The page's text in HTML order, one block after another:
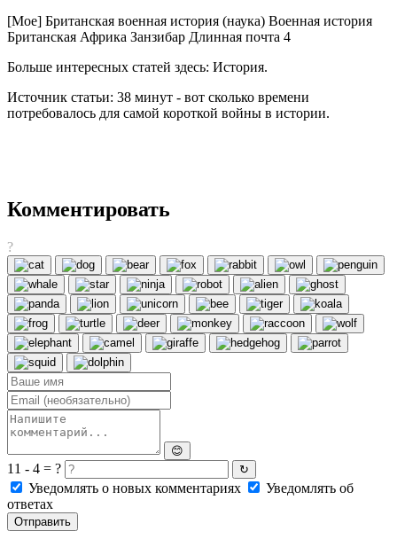
[Мое] Британская военная история (наука) Военная история
Британская Африка Занзибар Длинная почта 4
Больше интересных статей здесь: История.
Источник статьи: 38 минут - вот сколько времени
потребовалось для самой короткой войны в истории.
Комментировать
?
😊
11 - 4 = ? ↻
Уведомлять о новых комментариях
Уведомлять об
ответах
Отправить